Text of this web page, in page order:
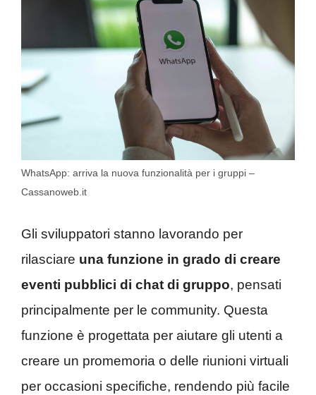
WhatsApp: arriva la nuova funzionalità per i gruppi –
Cassanoweb.it
Gli sviluppatori stanno lavorando per
rilasciare una funzione in grado di creare
eventi pubblici di chat di gruppo, pensati
principalmente per le community. Questa
funzione è progettata per aiutare gli utenti a
creare un promemoria o delle riunioni virtuali
per occasioni specifiche, rendendo più facile